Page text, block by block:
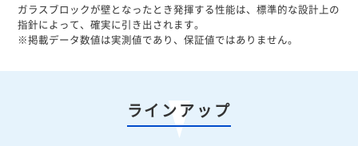
ガラスブロックが壁となったとき発揮する性能は、標準的な設計上の
指針によって、確実に引き出されます。
※掲載データ数値は実測値であり、保証値ではありません。
ラインアップ